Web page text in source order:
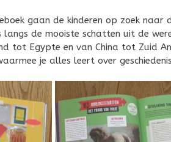
gaan de kinderen op zoek naar
langs de mooiste schatten uit de
tot Egypte en van China tot Zuid
je alles leert over